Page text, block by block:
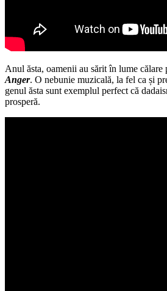
Anul ăsta, oamenii au sărit în lume călare
Anger. O nebunie muzicală, la fel ca și
genul ăsta sunt exemplul perfect că
prosperă.